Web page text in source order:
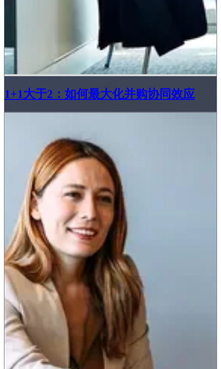
1+1大于2：如何最大化并购协同效应